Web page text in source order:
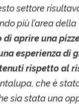
settore
più l’area
di aprire una
esperienza di
rispetto al
che è
sia stata una